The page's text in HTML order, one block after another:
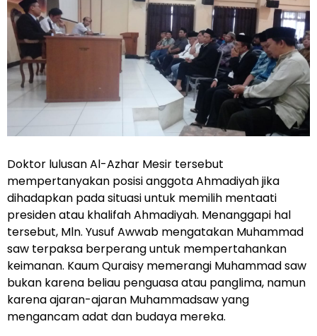
Doktor lulusan Al-Azhar Mesir tersebut
mempertanyakan posisi anggota Ahmadiyah jika
dihadapkan pada situasi untuk memilih mentaati
presiden atau khalifah Ahmadiyah. Menanggapi hal
tersebut, Mln. Yusuf Awwab mengatakan Muhammad
saw terpaksa berperang untuk mempertahankan
keimanan. Kaum Quraisy memerangi Muhammad saw
bukan karena beliau penguasa atau panglima, namun
karena ajaran-ajaran Muhammadsaw yang
mengancam adat dan budaya mereka.